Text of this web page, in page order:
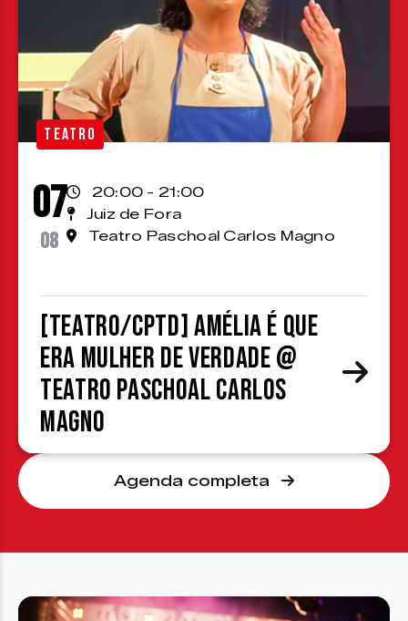
TEATRO
07
08
20:00 - 21:00
Juiz de Fora
Teatro Paschoal Carlos Magno
[TEATRO/CPTD] Amélia é que
era mulher de verdade @
Teatro Paschoal Carlos
Magno
Agenda completa